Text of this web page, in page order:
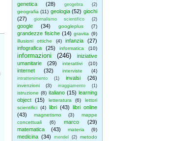
genetica
(28) geogebra (2)
geografia (11) geologia (52) giochi
(27)
giornalismo scientifico (2)
google (34) googleplus (7)
grandezze fisiche (14) gravita (9)
illusioni ottiche
(4) infanzia
(27)
infografica
(25) informatica (10)
informazioni (246)
iniziative
umanitarie
(29) interattivi (10)
internet (32) interviste (4)
intrattenimento (1) invalsi (26)
invenzioni (3) irraggiamento (1)
istruzione (8) italiano (15) learning
object
(15) letteratura (6)
lettori
scientifici (4) libri (43) libri online
(43)
magnetismo (3)
mappe
concettuali
(6) marco
(29)
matematica
(43) materia (9)
medicina (34) mendel (2)
metodo